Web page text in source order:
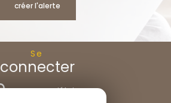
créer l'alerte
Se
connecter
espace propriétaire